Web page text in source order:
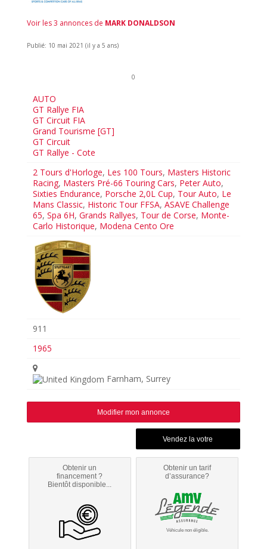
Voir les 3 annonces de MARK DONALDSON
Publié: 10 mai 2021 (il y a 5 ans)
0
AUTO
GT Rallye FIA
GT Circuit FIA
Grand Tourisme [GT]
GT Circuit
GT Rallye - Cote
2 Tours d'Horloge, Les 100 Tours, Masters Historic
Racing, Masters Pré-66 Touring Cars, Peter Auto,
Sixties Endurance, Porsche 2,0L Cup, Tour Auto, Le
Mans Classic, Historic Tour FFSA,ASAVE Challenge
65,Spa 6H,Grands Rallyes, Tour de Corse, Monte-
Carlo Historique, Modena Cento Ore
911
1965
Farnham, Surrey
Modifier mon annonce
Obtenir un
financement ?
Bientôt disponible...
Obtenir un tarif
d’assurance?
Véhicule non éligible.